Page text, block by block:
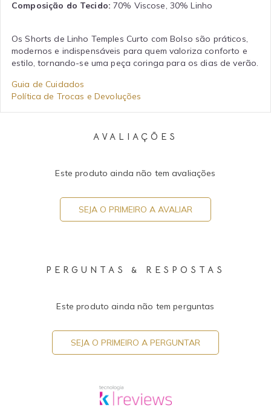
Composição do Tecido: 70% Viscose, 30% Linho
Os Shorts de Linho Temples Curto com Bolso são práticos,
modernos e indispensáveis para quem valoriza conforto e
estilo, tornando-se uma peça coringa para os dias de verão.
Guia de Cuidados
Política de Trocas e Devoluções
AVALIAÇÕES
Este produto ainda não tem avaliações
SEJA O PRIMEIRO A AVALIAR
PERGUNTAS & RESPOSTAS
Este produto ainda não tem perguntas
SEJA O PRIMEIRO A PERGUNTAR